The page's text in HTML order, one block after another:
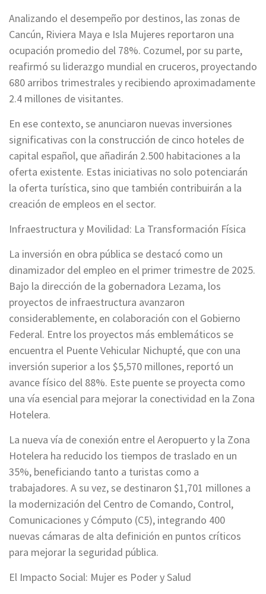
Analizando el desempeño por destinos, las zonas de
Cancún, Riviera Maya e Isla Mujeres reportaron una
ocupación promedio del 78%. Cozumel, por su parte,
reafirmó su liderazgo mundial en cruceros, proyectando
680 arribos trimestrales y recibiendo aproximadamente
2.4 millones de visitantes.
En ese contexto, se anunciaron nuevas inversiones
significativas con la construcción de cinco hoteles de
capital español, que añadirán 2.500 habitaciones a la
oferta existente. Estas iniciativas no solo potenciarán
la oferta turística, sino que también contribuirán a la
creación de empleos en el sector.
Infraestructura y Movilidad: La Transformación Física
La inversión en obra pública se destacó como un
dinamizador del empleo en el primer trimestre de 2025.
Bajo la dirección de la gobernadora Lezama, los
proyectos de infraestructura avanzaron
considerablemente, en colaboración con el Gobierno
Federal. Entre los proyectos más emblemáticos se
encuentra el Puente Vehicular Nichupté, que con una
inversión superior a los $5,570 millones, reportó un
avance físico del 88%. Este puente se proyecta como
una vía esencial para mejorar la conectividad en la Zona
Hotelera.
La nueva vía de conexión entre el Aeropuerto y la Zona
Hotelera ha reducido los tiempos de traslado en un
35%, beneficiando tanto a turistas como a
trabajadores. A su vez, se destinaron $1,701 millones a
la modernización del Centro de Comando, Control,
Comunicaciones y Cómputo (C5), integrando 400
nuevas cámaras de alta definición en puntos críticos
para mejorar la seguridad pública.
El Impacto Social: Mujer es Poder y Salud